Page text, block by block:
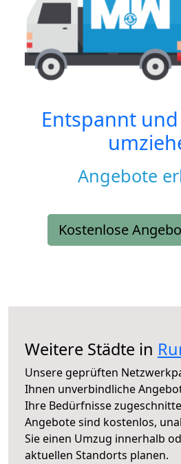
Entspannt
Angebote
Kostenlose
Weitere Städte in
Unsere geprüften
Ihnen unverbindliche
Ihre Bedürfnisse
Angebote sind kostenlos,
Sie einen Umzug innerhalb
aktuellen Standorts planen.